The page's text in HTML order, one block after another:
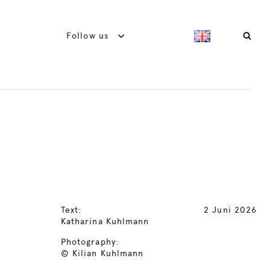
Follow us
Text:
Katharina Kuhlmann
Photography:
© Kilian Kuhlmann
2 Juni 2026